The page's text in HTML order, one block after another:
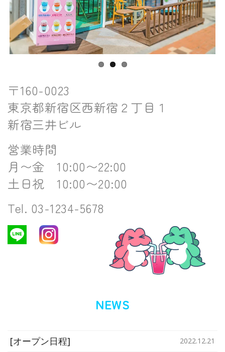
Previous Next
〒160-0023
東京都新宿区西新宿２丁目１
新宿三井ビル
営業時間
月〜金 10:00〜22:00
土日祝 10:00〜20:00
Tel. 03-1234-5678
NEWS
[オープン日程] 2022.12.21